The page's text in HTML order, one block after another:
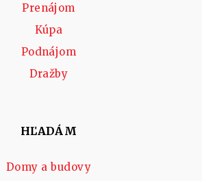
Prenájom
Kúpa
Podnájom
Dražby
HĽADÁM
Domy a budovy